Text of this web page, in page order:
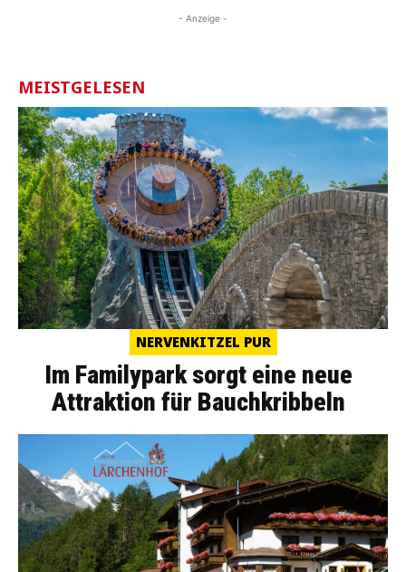
- Anzeige -
MEISTGELESEN
NERVENKITZEL PUR
Im Familypark sorgt eine neue
Attraktion für Bauchkribbeln